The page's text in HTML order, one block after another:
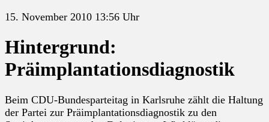
15. November 2010 13:56 Uhr
Hintergrund:
Präimplantationsdiagnostik
Beim CDU-Bundesparteitag in Karlsruhe zählt die Haltung
der Partei zur Präimplantationsdiagnostik zu den